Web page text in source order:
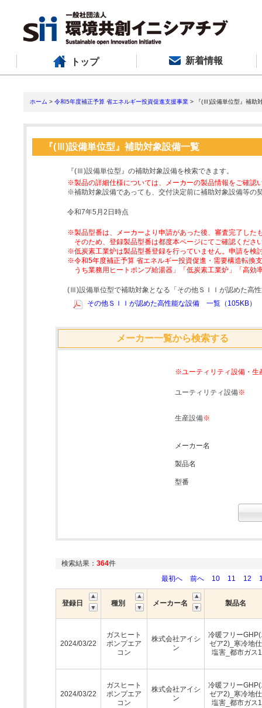
トップ 新着情報
ホーム > 令和5年度補正予算 省エネルギー投資促進支援事業 > 『(Ⅲ)設備単位型』補助
『(Ⅲ)設備単位型』補助対象設備一覧
『(Ⅲ)設備単位型』の補助対象設備を検索できます。
※製品の詳細仕様については、メーカーの製品情報をご確認
※補助対象設備であっても、交付決定前に補助対象設備等の
令和7年5月2日時点
※製品型番は、メーカーより申請があった後、審査完了した
そのため、登録製品型番は都度本ページにてご確認くださ
※低炭素工業炉は製品型番登録を行っていません。申請を検
※令和5年度補正予算 省エネルギー投資促進・需要構造転換
うち業務用ヒートポンプ給湯器」「低炭素工業炉」「高
(Ⅲ)設備単位型で補助対象となる「その他ＳＩＩが認めた高
その他ＳＩＩが認めた高性能な設備 一覧（105KB）
メーカー一覧から検索する
※ユーティリティ設備・生
ユーティリティ設備※
生産設備※
メーカー名
製品名
型番
検索結果： 364件
最初へ
前へ 10 11 12
登録日 種別 メーカー名 製品名
2024/03/22
ガスヒート
ポンプエア
コン
株式会社アイシ
ン
冷暖フリー
ゼア2)_寒冷地
塩害_都市ガス
2024/03/22
ガスヒート
ポンプエア
コン
株式会社アイシ
ン
冷暖フリー
ゼア2)_寒冷地
塩害_都市ガス